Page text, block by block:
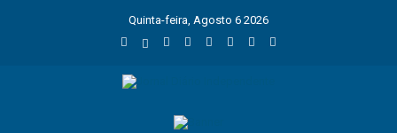
Quinta-feira, Agosto 6 2026